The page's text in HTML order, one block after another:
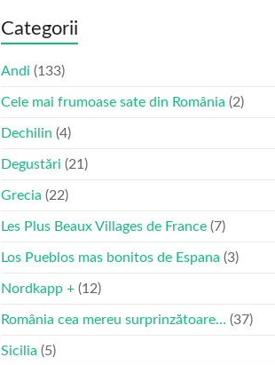
Categorii
Andi (133)
Cele mai frumoase sate din România (2)
Dechilin (4)
Degustări (21)
Grecia (22)
Les Plus Beaux Villages de France (7)
Los Pueblos mas bonitos de Espana (3)
Nordkapp + (12)
România cea mereu surprinzătoare… (37)
Sicilia (5)